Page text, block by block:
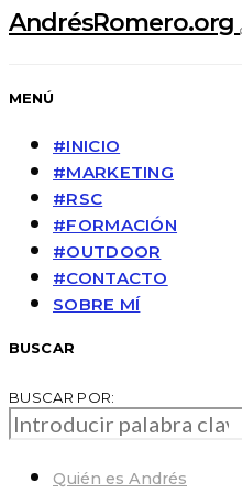
AndrésRomero.org
MENÚ
#INICIO
#MARKETING
#RSC
#FORMACIÓN
#OUTDOOR
#CONTACTO
SOBRE MÍ
BUSCAR
BUSCAR POR:
Quién es Andrés